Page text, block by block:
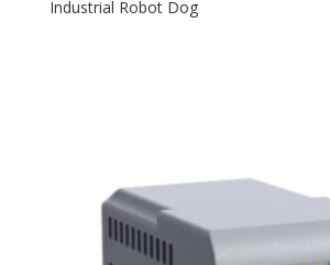
Industrial Robot Dog